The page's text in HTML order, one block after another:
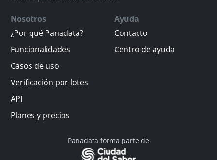
Nosotros
¿Por qué Panadata?
Funcionalidades
Casos de uso
Verificación por lotes
API
Planes y precios
Ayuda
Contacto
Centro de ayuda
Panadata forma parte de